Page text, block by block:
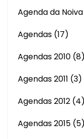
Agenda da Noiva
Agendas (17)
Agendas 2010 (8)
Agendas 2011 (3)
Agendas 2012 (4)
Agendas 2015 (5)